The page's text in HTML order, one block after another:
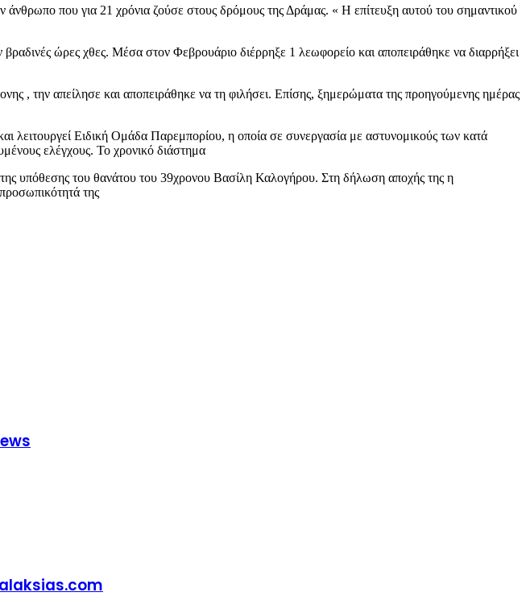
που για 21 χρόνια ζούσε στους δρόμους της Δράμας. « Η επίτευξη αυτού του σημαντικού
ώρες χθες. Μέσα στον Φεβρουάριο διέρρηξε 1 λεωφορείο και αποπειράθηκε να διαρρήξει
, την απείλησε και αποπειράθηκε να τη φιλήσει. Επίσης, ξημερώματα της προηγούμενης ημέρας
λειτουργεί Ειδική Ομάδα Παρεμπορίου, η οποία σε συνεργασία με αστυνομικούς των κατά
ελέγχους. Το χρονικό διάστημα
της υπόθεσης του θανάτου του 39χρονου Βασίλη Καλογήρου. Στη δήλωση αποχής της η
της
Galaksias.com